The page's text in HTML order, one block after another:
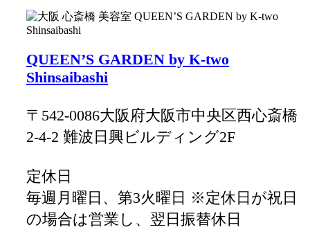
QUEEN’S GARDEN by K-two
Shinsaibashi
〒542-0086大阪府大阪市中央区西心斎橋
2-4-2 難波日興ビルディング2F
定休日
毎週月曜日、第3火曜日 ※定休日が祝日
の場合は営業し、翌日振替休日